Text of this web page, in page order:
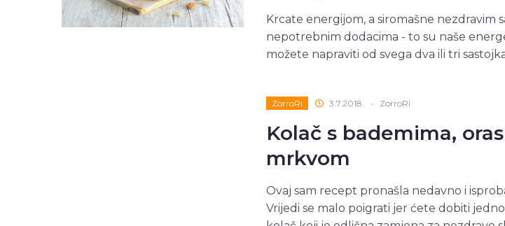
Krcate energijom, a siromašne nezdravim
nepotrebnim dodacima - to su naše
možete napraviti od svega dva ili tri
ZorroRi 3.7.2018. • ZorroRi
Kolač s bademima,
mrkvom
Ovaj sam recept pronašla nedavno i
Vrijedi se malo poigrati jer ćete dobiti